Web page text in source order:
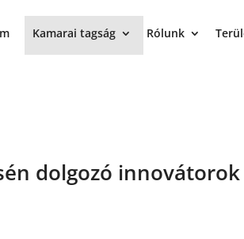
Kamarai tagság Rólunk
dolgozó innovátorok